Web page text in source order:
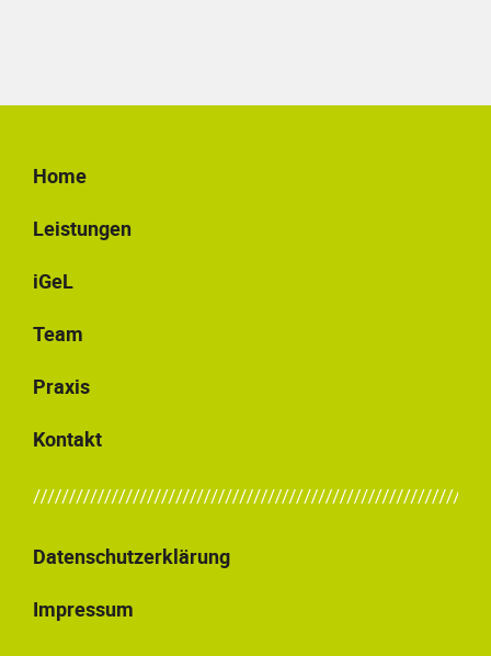
Home
Leistungen
iGeL
Team
Praxis
Kontakt
Datenschutzerklärung
Impressum